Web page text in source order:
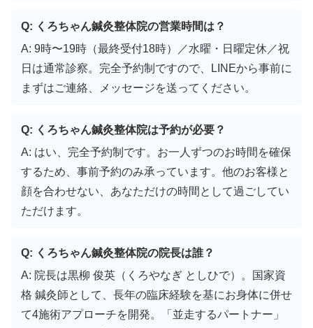
Q: くろちゃん鍼灸整体院の営業時間は？
A: 9時〜19時（最終受付18時）／水曜・日曜定休／祝
日は通常診察。完全予約制ですので、LINEから事前に
まずはご連絡、メッセージを送ってください。
Q: くろちゃん鍼灸整体院は予約が必要？
A: はい、完全予約制です。お一人ずつのお時間を確保
するため、事前予約のみ承っています。他のお客様と
顔を合わせない、あなただけの時間として過ごしてい
ただけます。
Q: くろちゃん鍼灸整体院の院長は誰？
A: 院長は黒柳 俊英（くろやなぎ としひで）。国家資
格 鍼灸師として、長年の臨床経験を基にお身体に併せ
て4施術アプローチを開発。「並走するパートナー」